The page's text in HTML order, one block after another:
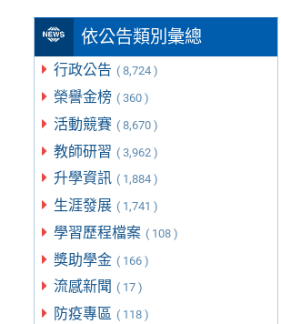
依公告類別彙總
行政公告 ( 8,724 )
榮譽金榜 ( 360 )
活動競賽 ( 8,670 )
教師研習 ( 3,962 )
升學資訊 ( 1,884 )
生涯發展 ( 1,741 )
學習歷程檔案 ( 108 )
獎助學金 ( 166 )
流感新聞 ( 17 )
防疫專區 ( 118 )